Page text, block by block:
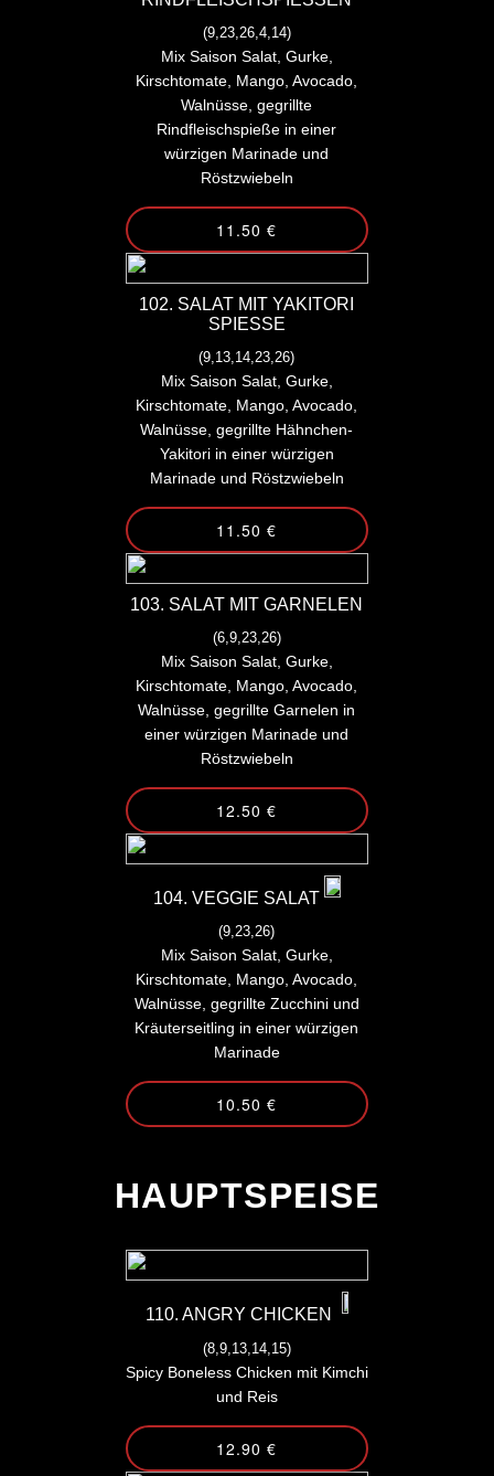
(9,23,26,4,14)
Mix Saison Salat, Gurke,
Kirschtomate, Mango, Avocado,
Walnüsse, gegrillte
Rindfleischspieße in einer
würzigen Marinade und
Röstzwiebeln
11.50 €
102. SALAT MIT YAKITORI
SPIESSE
(9,13,14,23,26)
Mix Saison Salat, Gurke,
Kirschtomate, Mango, Avocado,
Walnüsse, gegrillte Hähnchen-
Yakitori in einer würzigen
Marinade und Röstzwiebeln
11.50 €
103. SALAT MIT GARNELEN
(6,9,23,26)
Mix Saison Salat, Gurke,
Kirschtomate, Mango, Avocado,
Walnüsse, gegrillte Garnelen in
einer würzigen Marinade und
Röstzwiebeln
12.50 €
104. VEGGIE SALAT
(9,23,26)
Mix Saison Salat, Gurke,
Kirschtomate, Mango, Avocado,
Walnüsse, gegrillte Zucchini und
Kräuterseitling in einer würzigen
Marinade
10.50 €
HAUPTSPEISE
110. ANGRY CHICKEN
(8,9,13,14,15)
Spicy Boneless Chicken mit Kimchi
und Reis
12.90 €